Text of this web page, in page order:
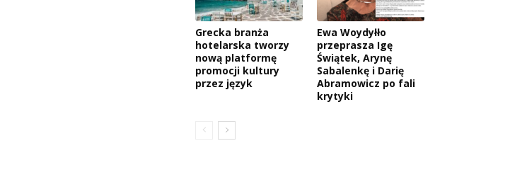
Grecka branża
hotelarska tworzy
nową platformę
promocji kultury
przez język
Ewa Woydyłło
przeprasza Igę
Świątek, Arynę
Sabalenkę i Darię
Abramowicz po fali
krytyki